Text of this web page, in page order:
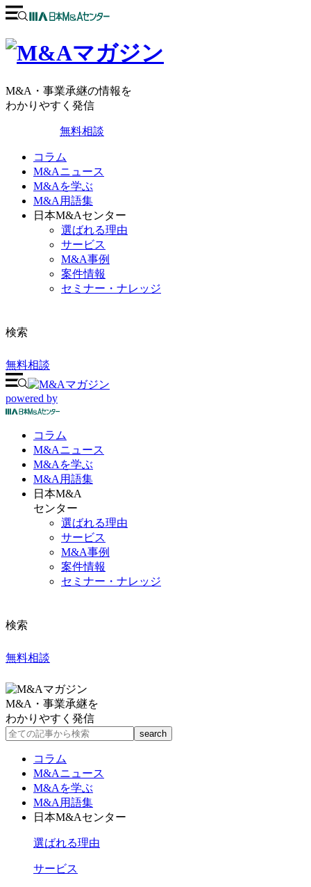
M&A・事業承継の情報を
わかりやすく発信
無料相談
コラム
M&Aニュース
M&Aを学ぶ
M&A用語集
日本M&Aセンター
選ばれる理由
サービス
M&A事例
案件情報
セミナー・ナレッジ
検索
無料相談
powered by
コラム
M&Aニュース
M&Aを学ぶ
M&A 用語集
日本M&A
センター
選ばれる理由
サービス
M&A事例
案件情報
セミナー・ナレッジ
検索
無料相談
M&A・事業承継を
わかりやすく発信
コラム
M&Aニュース
M&Aを学ぶ
M&A用語集
日本M&Aセンター
選ばれる理由
サービス